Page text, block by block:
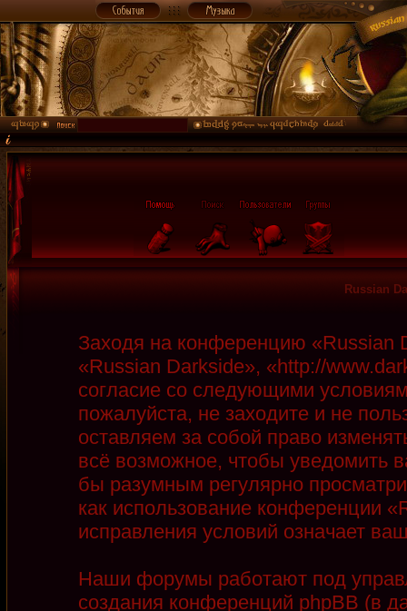
Russian
Заходя на конференцию
«Russian Darkside», «http://
согласие со следующими
пожалуйста, не заходите и не
оставляем за собой право
всё возможное, чтобы уведомить
бы разумным регулярно
как использование конференции
исправления условий означает
Наши форумы работают под
создания конференций phpBB (в